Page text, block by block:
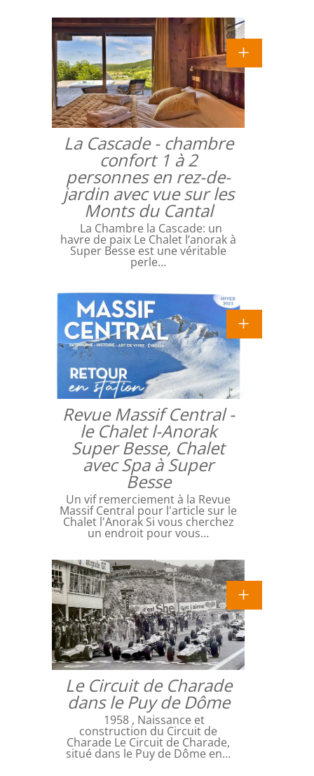
La Cascade - chambre
confort 1 à 2
personnes en rez-de-
jardin avec vue sur les
Monts du Cantal
La Chambre la Cascade: un
havre de paix Le Chalet l’anorak à
Super Besse est une véritable
perle…
Revue Massif Central -
le Chalet l-Anorak
Super Besse, Chalet
avec Spa à Super
Besse
Un vif remerciement à la Revue
Massif Central pour l'article sur le
Chalet l'Anorak Si vous cherchez
un endroit pour vous…
Le Circuit de Charade
dans le Puy de Dôme
1958 , Naissance et
construction du Circuit de
Charade Le Circuit de Charade,
situé dans le Puy de Dôme en…